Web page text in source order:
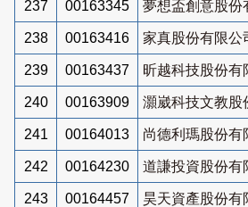
237 00163345 夢想盃創意股份
238 00163416 家真股份有限公
239 00163437 昕越科技股份有
240 00163909 灝崴科技文教股
241 00164013 尚德利瑪股份有
242 00164230 道謙投資股份有
243 00164457 昊天資產股份有